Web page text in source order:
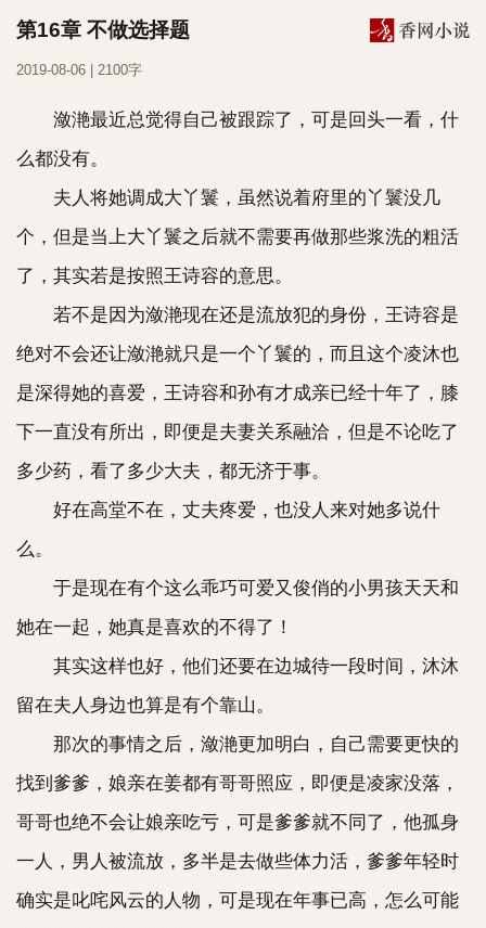
第16章 不做选择题
2019-08-06 | 2100字
潋滟最近总觉得自己被跟踪了，可是回头一看，什
么都没有。
夫人将她调成大丫鬟，虽然说着府里的丫鬟没几
个，但是当上大丫鬟之后就不需要再做那些浆洗的粗活
了，其实若是按照王诗容的意思。
若不是因为潋滟现在还是流放犯的身份，王诗容是
绝对不会还让潋滟就只是一个丫鬟的，而且这个凌沐也
是深得她的喜爱，王诗容和孙有才成亲已经十年了，膝
下一直没有所出，即便是夫妻关系融洽，但是不论吃了
多少药，看了多少大夫，都无济于事。
好在高堂不在，丈夫疼爱，也没人来对她多说什
么。
于是现在有个这么乖巧可爱又俊俏的小男孩天天和
她在一起，她真是喜欢的不得了！
其实这样也好，他们还要在边城待一段时间，沐沐
留在夫人身边也算是有个靠山。
那次的事情之后，潋滟更加明白，自己需要更快的
找到爹爹，娘亲在姜都有哥哥照应，即便是凌家没落，
哥哥也绝不会让娘亲吃亏，可是爹爹就不同了，他孤身
一人，男人被流放，多半是去做些体力活，爹爹年轻时
确实是叱咤风云的人物，可是现在年事已高，怎么可能